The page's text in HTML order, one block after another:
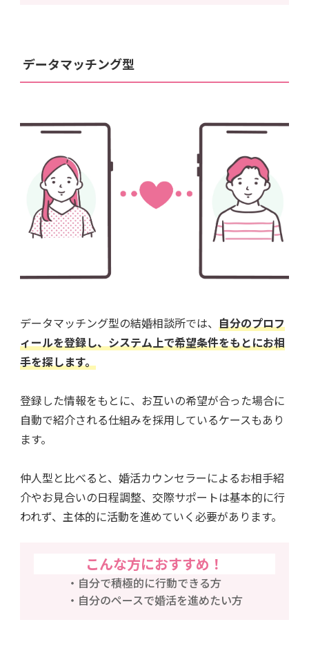
データマッチング型
データマッチング型の結婚相談所では、 自分のプロフ
ィールを登録し、システム上で希望条件をもとにお相
手を探します。
登録した情報をもとに、お互いの希望が合った場合に
自動で紹介される仕組みを採用しているケースもあり
ます。
仲人型と比べると、婚活カウンセラーによるお相手紹
介やお見合いの日程調整、交際サポートは基本的に行
われず、主体的に活動を進めていく必要があります。
こんな方におすすめ！
自分で積極的に行動できる方
自分のペースで婚活を進めたい方